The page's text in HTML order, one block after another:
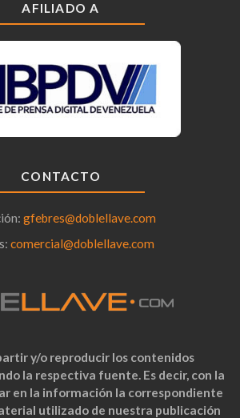
AFILIADO A
CONTACTO
gfebres@doblellave.com
comercial@doblellave.com
y/o reproducir los contenidos
la respectiva fuente. Es decir, con la
en la información la correspondiente
utilizado de nuestra publicación